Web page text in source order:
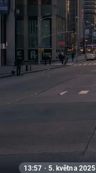
13:57 · 5. května 2025